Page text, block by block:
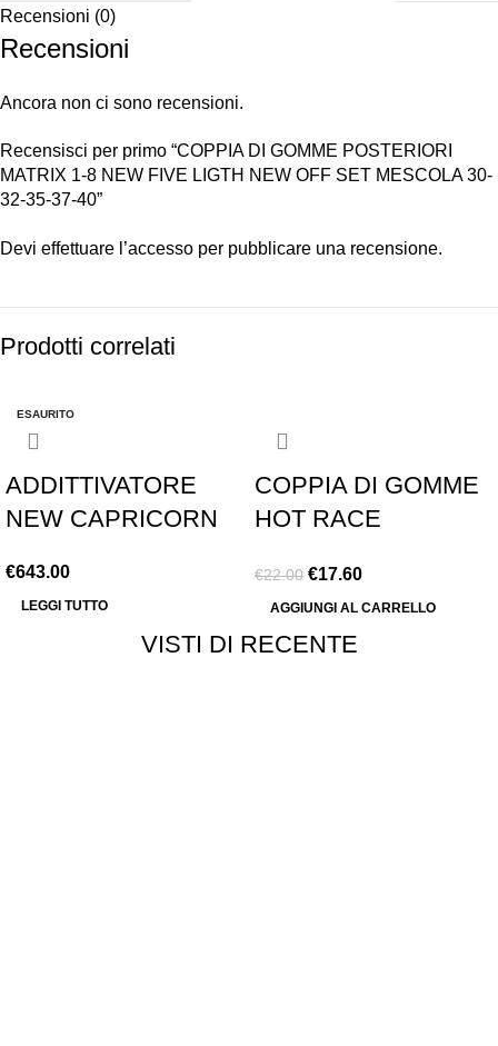
Recensioni (0)
Recensioni
Ancora non ci sono recensioni.
Recensisci per primo “COPPIA DI GOMME POSTERIORI
MATRIX 1-8 NEW FIVE LIGTH NEW OFF SET MESCOLA 30-
32-35-37-40”
Devi effettuare l’accesso per pubblicare una recensione.
Prodotti correlati
ESAURITO
ADDITTIVATORE
NEW CAPRICORN
€643.00
LEGGI TUTTO
COPPIA DI GOMME
HOT RACE
INCOLLATE SU
CERCHIO
MESCOLA TIPO S –
€22.00 €17.60
AGGIUNGI AL CARRELLO
VISTI DI RECENTE